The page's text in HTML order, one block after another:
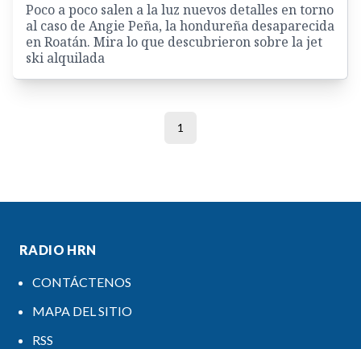
Poco a poco salen a la luz nuevos detalles en torno
al caso de Angie Peña, la hondureña desaparecida
en Roatán. Mira lo que descubrieron sobre la jet
ski alquilada
1
RADIO HRN
CONTÁCTENOS
MAPA DEL SITIO
RSS